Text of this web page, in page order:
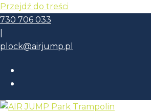
Przejdź do treści
730 706 033
plock@airjump.pl